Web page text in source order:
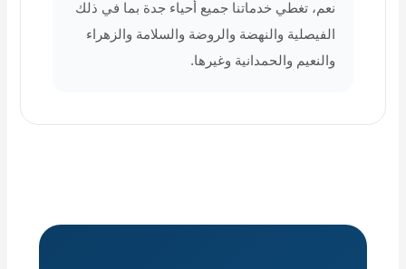
نعم، تغطي خدماتنا جميع أحياء جدة بما في ذلك
الفيصلية والنهضة والروضة والسلامة والزهراء
والنعيم والحمدانية وغيرها.